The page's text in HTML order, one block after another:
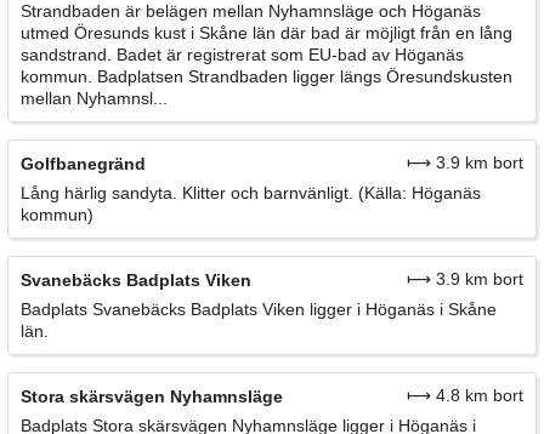
Strandbaden är belägen mellan Nyhamnsläge och Höganäs
utmed Öresunds kust i Skåne län där bad är möjligt från en lång
sandstrand. Badet är registrerat som EU-bad av Höganäs
kommun. Badplatsen Strandbaden ligger längs Öresundskusten
mellan Nyhamnsl...
Golfbanegränd
⟼ 3.9 km bort
Lång härlig sandyta. Klitter och barnvänligt. (Källa: Höganäs
kommun)
Svanebäcks Badplats Viken
⟼ 3.9 km bort
Badplats Svanebäcks Badplats Viken ligger i Höganäs i Skåne
län.
Stora skärsvägen Nyhamnsläge
⟼ 4.8 km bort
Badplats Stora skärsvägen Nyhamnsläge ligger i Höganäs i